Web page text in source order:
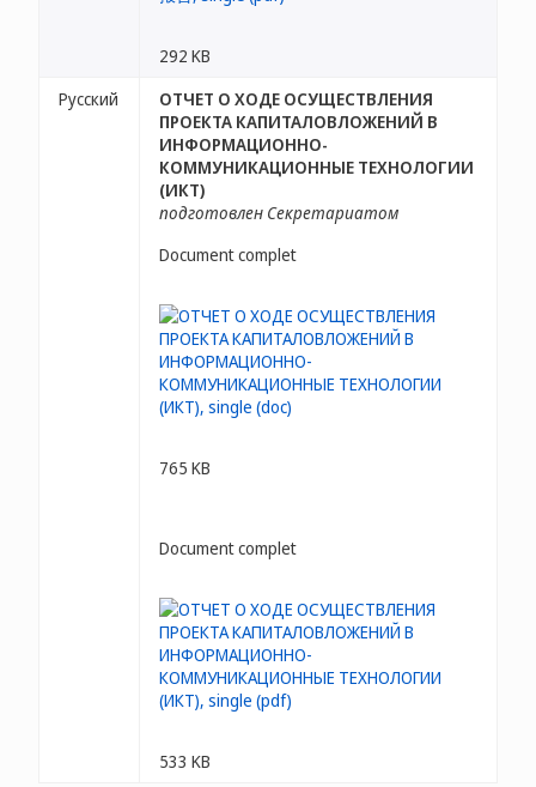
292 KB
Русский
ОТЧЕТ О ХОДЕ ОСУЩЕСТВЛЕНИЯ
ПРОЕКТА КАПИТАЛОВЛОЖЕНИЙ В
ИНФОРМАЦИОННО-
КОММУНИКАЦИОННЫЕ ТЕХНОЛОГИИ
(ИКТ)
подготовлен Секретариатом
Document complet
765 KB
Document complet
533 KB